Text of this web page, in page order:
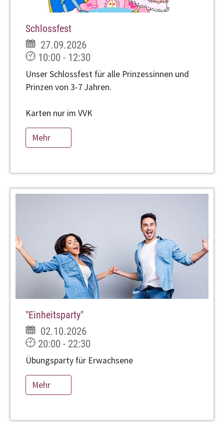
Schlossfest
27.09.2026
10:00 - 12:30
Unser Schlossfest für alle Prinzessinnen und
Prinzen von 3-7 Jahren.
Karten nur im VVK
Mehr
"Einheitsparty"
02.10.2026
20:00 - 22:30
Übungsparty für Erwachsene
Mehr